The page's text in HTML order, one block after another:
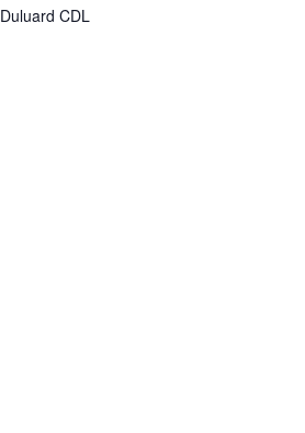
Duluard CDL